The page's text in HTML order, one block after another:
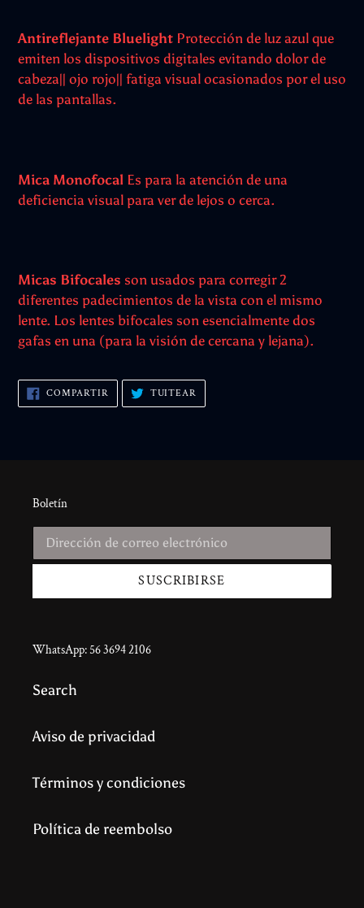
Antireflejante Bluelight Protección de luz azul que
emiten los dispositivos digitales evitando dolor de
cabeza|| ojo rojo|| fatiga visual ocasionados por el uso
de las pantallas.
Mica Monofocal Es para la atención de una
deficiencia visual para ver de lejos o cerca.
Micas Bifocales son usados para corregir 2
diferentes padecimientos de la vista con el mismo
lente. Los lentes bifocales son esencialmente dos
gafas en una (para la visión de cercana y lejana).
COMPARTIR COMPARTIR
FACEBOOK
TUITEAR
TWITTER
Boletín
SUSCRIBIRSE
WhatsApp: 56 3694 2106
Search
Aviso de privacidad
Términos y condiciones
Política de reembolso